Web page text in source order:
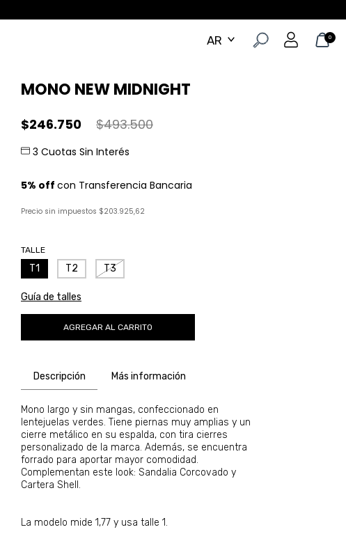
0
MONO NEW MIDNIGHT
$246.750 $493.500
Precio sin impuestos $203.925,62
TALLE
T1 T2 T3
Guía de talles
Descripción Más información
Mono largo y sin mangas, confeccionado en
lentejuelas verdes. Tiene piernas muy amplias y un
cierre metálico en su espalda, con tira cierres
personalizado de la marca. Además, se encuentra
forrado para aportar mayor comodidad.
Complementan este look: Sandalia Corcovado y
Cartera Shell.
La modelo mide 1,77 y usa talle 1.